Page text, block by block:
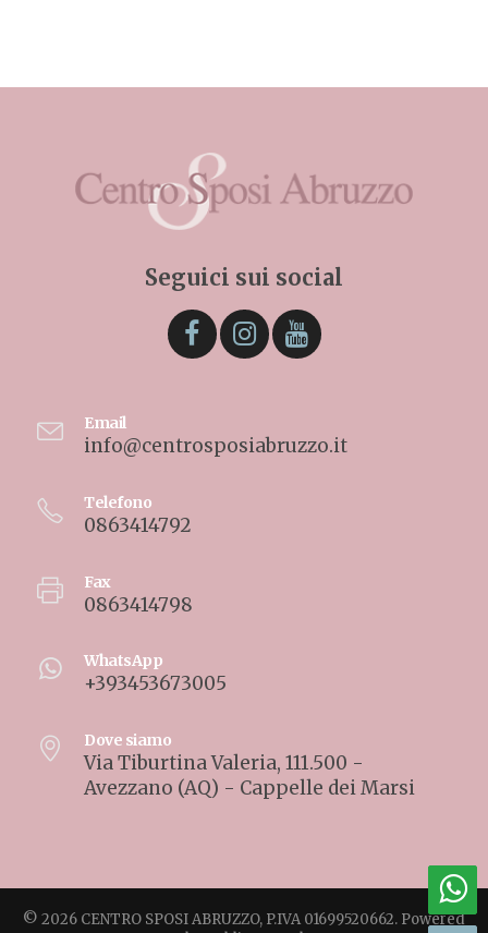
Seguici sui social
Email
info@centrosposiabruzzo.it
Telefono
0863414792
Fax
0863414798
WhatsApp
+393453673005
Dove siamo
Via Tiburtina Valeria, 111.500 -
Avezzano (AQ) - Cappelle dei Marsi
© 2026 CENTRO SPOSI ABRUZZO, P.IVA 01699520662. Powered